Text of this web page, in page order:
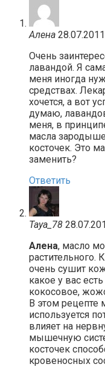
Алена
Очень
лавандой. Я
меня иногда
средствах.
хочется, а вот
думаю,
меня, в
масла
косточек. Это
заменить?
Ответить
Taya_78
Алена, масло
растительного.
очень сушит
какое у вас
кокосовое,
В этом
используется
влияет на
мышечную
косточек
кровеносных